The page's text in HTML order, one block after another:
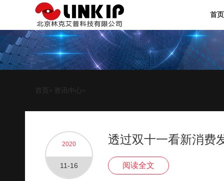
首页
首页 > 资讯中心 >
2020
11-16
透过双十一看新消费
阅读全文